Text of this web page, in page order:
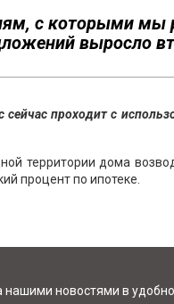
с которыми мы
выросло
проходит с
территории дома
процент по ипотеке.
нашими новостями в